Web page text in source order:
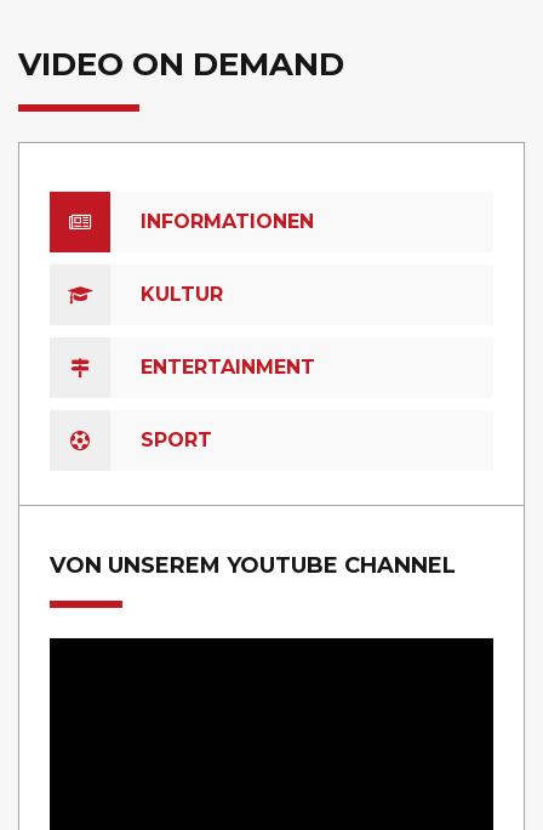
VIDEO ON DEMAND
INFORMATIONEN
KULTUR
ENTERTAINMENT
SPORT
VON UNSEREM YOUTUBE CHANNEL